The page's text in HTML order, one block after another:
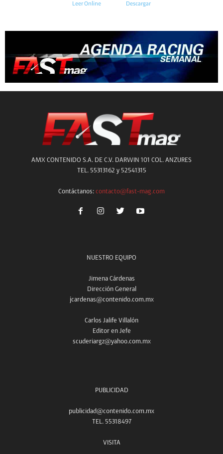
Leer Online Descargar
AMX CONTENIDO S.A. DE C.V. DARWIN 101 COL. ANZURES
TEL. 55313162 y 52541315
Contáctanos: contacto@fast-mag.com
NUESTRO EQUIPO
Jimena Cárdenas
Dirección General
jcardenas@contenido.com.mx
Carlos Jalife Villalón
Editor en Jefe
scuderiargz@yahoo.com.mx
PUBLICIDAD
publicidad@contenido.com.mx
TEL. 55318497
VISITA